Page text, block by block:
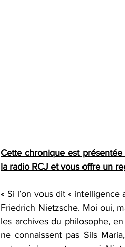
Cette chronique est
la radio RCJ et vous offre un
« Si l’on vous dit «
Friedrich Nietzsche. Moi oui,
les archives du philosophe,
ne connaissent pas Sils